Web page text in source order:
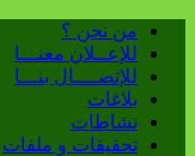
من نحن ؟
للإعــلان معنـــا
للإتصــــال بنـــا
بلاغات
نشاطات
تحقيقات و ملفات